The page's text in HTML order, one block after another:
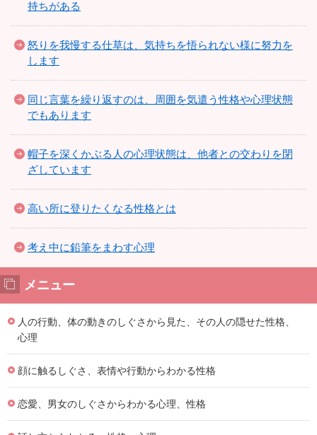
持ちがある
怒りを我慢する仕草は、気持ちを悟られない様に努力を
します
同じ言葉を繰り返すのは、周囲を気遣う性格や心理状態
でもあります
帽子を深くかぶる人の心理状態は、他者との交わりを閉
ざしています
高い所に登りたくなる性格とは
考え中に鉛筆をまわす心理
メニュー
人の行動、体の動きのしぐさから見た、その人の隠せた性格、
心理
顔に触るしぐさ、表情や行動からわかる性格
恋愛、男女のしぐさからわかる心理、性格